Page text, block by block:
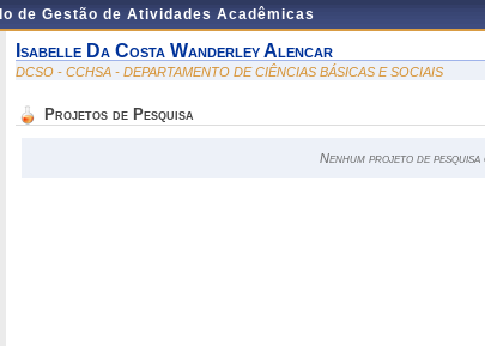
de Gestão de Atividades Acadêmicas
Isabelle Da Costa Wanderley Alencar
DCSO - CCHSA - DEPARTAMENTO DE CIÊNCIAS BÁSICAS E SOCIAIS
Projetos de Pesquisa
Nenhum projeto de